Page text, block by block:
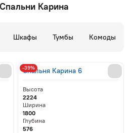
Карина
Шкафы Тумбы Комоды
Спальня Карина 6
Высота
2224
Ширина
1800
Глубина
576
-39%